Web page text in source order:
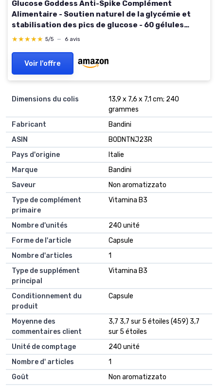
Glucose Goddess Anti-Spike Complément
Alimentaire - Soutien naturel de la glycémie et
stabilisation des pics de glucose - 60 gélules
Vegan & sans Gluten (Cure de 30 jours) -
★★★★★
★★★★★ 5/5 — 6 avis
Voir l'offre
Dimensions du colis
13,9 x 7,6 x 7,1 cm; 240
grammes
Fabricant
Bandini
ASIN
B0DNTNJ23R
Pays d'origine
Italie
Marque
Bandini
Saveur
Non aromatizzato
Type de complément
primaire
Vitamina B3
Nombre d'unités
240 unité
Forme de l'article
Capsule
Nombre d'articles
1
Type de supplément
principal
Vitamina B3
Conditionnement du
produit
Capsule
Moyenne des
commentaires client
3,7 3,7 sur 5 étoiles (459) 3,7
sur 5 étoiles
Unité de comptage
240 unité
Nombre d' articles
1
Goût
Non aromatizzato